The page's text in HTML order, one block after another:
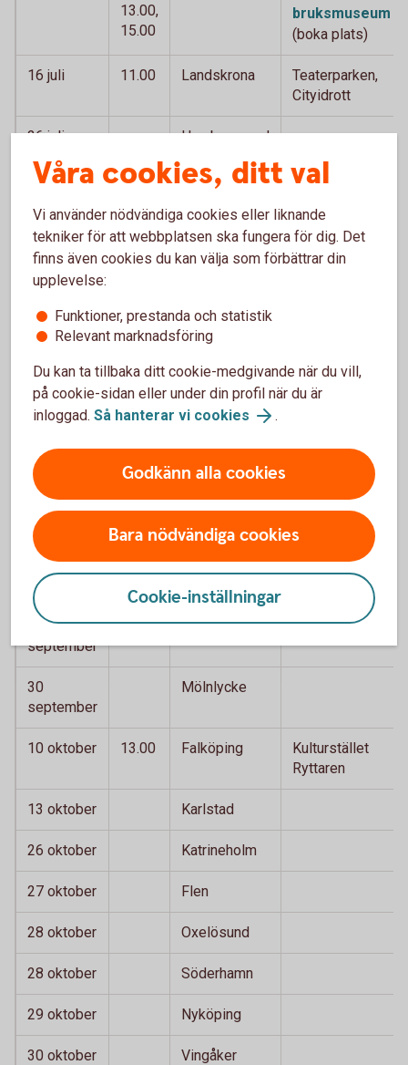
13.00,
15.00
bruksmuseum
(boka plats)
16 juli 11.00 Landskrona
Teaterparken,
Cityidrott
26 juli Hamburgsund
29 juli 13.00 Östersund
Storsjöyran,
7 augusti 14.00 Kalmar
Kalmar Stadsfest,
Krusenstiernska
15 augusti Ängelholm
25 augusti
prel.
18.00
Skövde Helénsparken
29 augusti 12.30 Trelleborg Palmfestivalen
september
14.00 Värnamo
Familjedag,
Cityföreningen
september
Svenljunga
september
Skene
30
september
Mölnlycke
10 oktober 13.00 Falköping
Kulturstället
Ryttaren
13 oktober Karlstad
26 oktober Katrineholm
27 oktober Flen
28 oktober Oxelösund
28 oktober Söderhamn
29 oktober Nyköping
30 oktober Vingåker
Våra cookies, ditt val
Vi använder nödvändiga cookies eller liknande
tekniker för att webbplatsen ska fungera för dig. Det
finns även cookies du kan välja som förbättrar din
upplevelse:
Funktioner, prestanda och statistik
Relevant marknadsföring
Du kan ta tillbaka ditt cookie-medgivande när du vill,
på cookie-sidan eller under din profil när du är
inloggad. Så hanterar vi cookies .
Godkänn alla cookies
Bara nödvändiga cookies
Cookie-inställningar